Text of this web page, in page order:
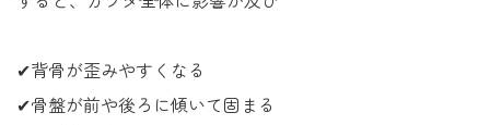
✔背骨が歪みやすくなる
✔骨盤が前や後ろに傾いて固まる